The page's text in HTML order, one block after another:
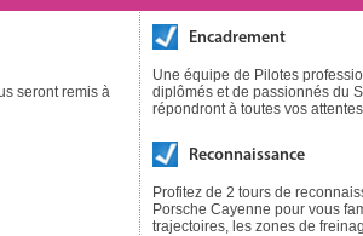
seront remis à
Encadrement
Une équipe de Pilotes
diplômés et de passionnés du
répondront à toutes vos
Reconnaissance
Profitez de 2 tours de
Porsche Cayenne pour vous
trajectoires, les zones de